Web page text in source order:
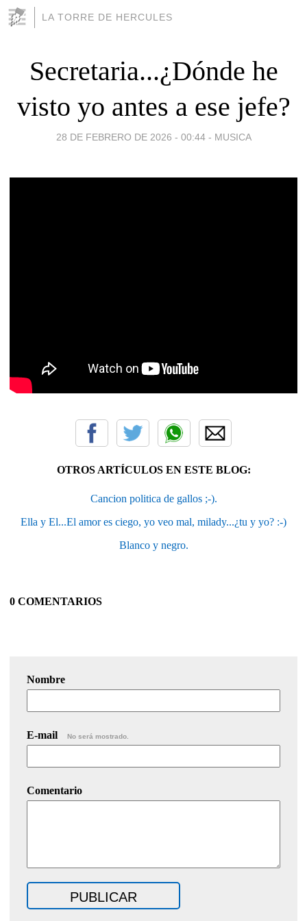
LA TORRE DE HERCULES
Secretaria...¿Dónde he
visto yo antes a ese jefe?
28 DE FEBRERO DE 2026 - 00:44 - MUSICA
OTROS ARTÍCULOS EN ESTE BLOG:
Cancion politica de gallos ;-).
Ella y El...El amor es ciego, yo veo mal, milady...¿tu y yo? :-)
Blanco y negro.
0 COMENTARIOS
Nombre
E-mail No será mostrado.
Comentario